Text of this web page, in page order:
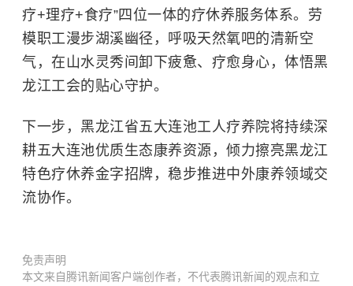
疗+理疗+食疗”四位一体的疗休养服务体系。劳
模职工漫步湖溪幽径，呼吸天然氧吧的清新空
气，在山水灵秀间卸下疲惫、疗愈身心，体悟黑
龙江工会的贴心守护。
下一步，黑龙江省五大连池工人疗养院将持续深
耕五大连池优质生态康养资源，倾力擦亮黑龙江
特色疗休养金字招牌，稳步推进中外康养领域交
流协作。
免责声明
本文来自腾讯新闻客户端创作者，不代表腾讯新闻的观点和立